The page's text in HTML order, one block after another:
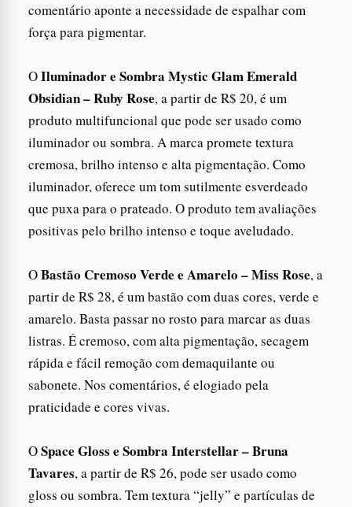
comentário aponte a necessidade de espalhar com
força para pigmentar.
OIluminador e Sombra Mystic Glam Emerald
Obsidian – Ruby Rose, a partir de R$ 20, é um
produto multifuncional que pode ser usado como
iluminador ou sombra. A marca promete textura
cremosa, brilho intenso e alta pigmentação. Como
iluminador, oferece um tom sutilmente esverdeado
que puxa para o prateado. O produto tem avaliações
positivas pelo brilho intenso e toque aveludado.
OBastão Cremoso Verde e Amarelo – Miss Rose, a
partir de R$ 28, é um bastão com duas cores, verde e
amarelo. Basta passar no rosto para marcar as duas
listras. É cremoso, com alta pigmentação, secagem
rápida e fácil remoção com demaquilante ou
sabonete. Nos comentários, é elogiado pela
praticidade e cores vivas.
OSpace Gloss e Sombra Interstellar – Bruna
Tavares, a partir de R$ 26, pode ser usado como
gloss ou sombra. Tem textura “jelly” e partículas de